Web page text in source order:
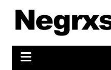
conteúdo